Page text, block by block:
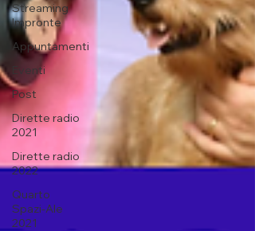
Streaming
Impronte
Appuntamenti
Eventi
Post
Dirette radio
2021
Dirette radio
2022
Quarto
Spazi-Ale
2021